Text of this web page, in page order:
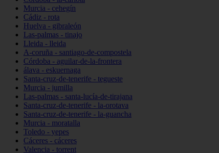
Murcia - cehegín
Cádiz - rota
Huelva - gibraleón
Las-palmas - tinajo
Lleida - lleida
A-coruña - santiago-de-compostela
Córdoba - aguilar-de-la-frontera
álava - eskuernaga
Santa-cruz-de-tenerife - tegueste
Murcia - jumilla
Las-palmas - santa-lucía-de-tirajana
Santa-cruz-de-tenerife - la-orotava
Santa-cruz-de-tenerife - la-guancha
Murcia - moratalla
Toledo - yepes
Cáceres - cáceres
Valencia - torrent